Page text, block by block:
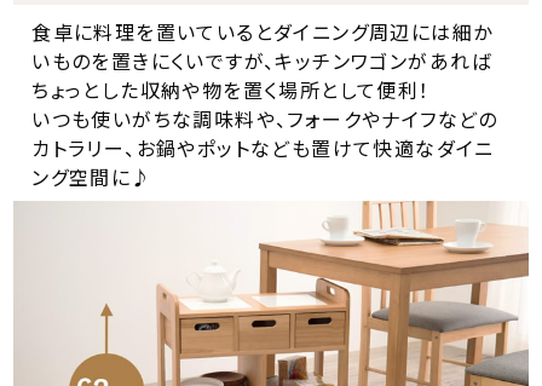
食卓に料理を置いているとダイニング周辺には細か
いものを置きにくいですが、キッチンワゴンがあれば
ちょっとした収納や物を置く場所として便利！
いつも使いがちな調味料や、フォークやナイフなどの
カトラリー、お鍋やポットなども置けて快適なダイニ
ング空間に♪